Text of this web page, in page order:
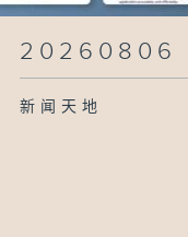
20260806
新闻天地